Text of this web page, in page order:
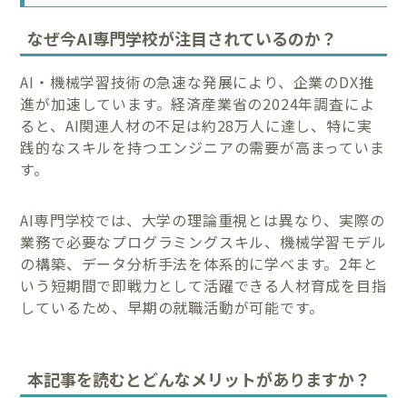
なぜ今AI専門学校が注目されているのか？
AI・機械学習技術の急速な発展により、企業のDX推
進が加速しています。経済産業省の2024年調査によ
ると、AI関連人材の不足は約28万人に達し、特に実
践的なスキルを持つエンジニアの需要が高まっていま
す。
AI専門学校では、大学の理論重視とは異なり、実際の
業務で必要なプログラミングスキル、機械学習モデル
の構築、データ分析手法を体系的に学べます。2年と
いう短期間で即戦力として活躍できる人材育成を目指
しているため、早期の就職活動が可能です。
本記事を読むとどんなメリットがありますか？